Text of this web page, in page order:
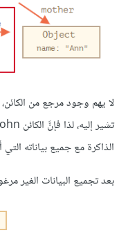
لا يهم وجود مرجع من
الذاكرة مع جميع بياناته
بعد تجميع البيانات الغير